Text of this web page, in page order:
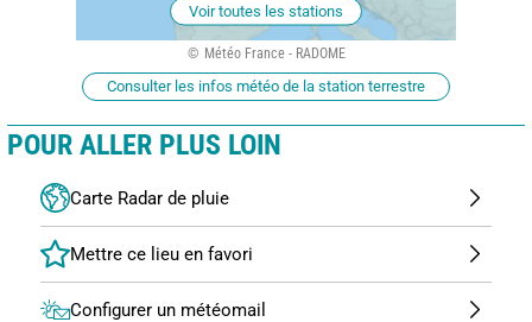
Voir toutes les stations
Météo France - RADOME
Consulter les infos météo de la station terrestre
POUR ALLER PLUS LOIN
Carte Radar de pluie
Configurer un météomail